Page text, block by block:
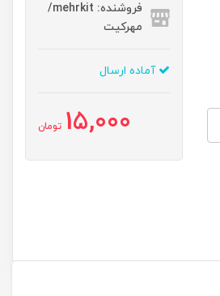
فروشنده: mehrkit/
مهرکیت
آماده ارسال
15,000 تومان